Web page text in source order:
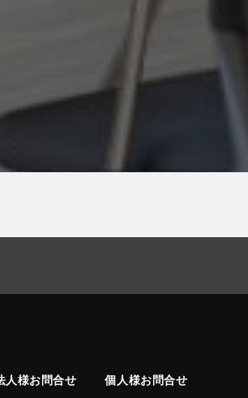
人様お問合せ 個人様お問合せ